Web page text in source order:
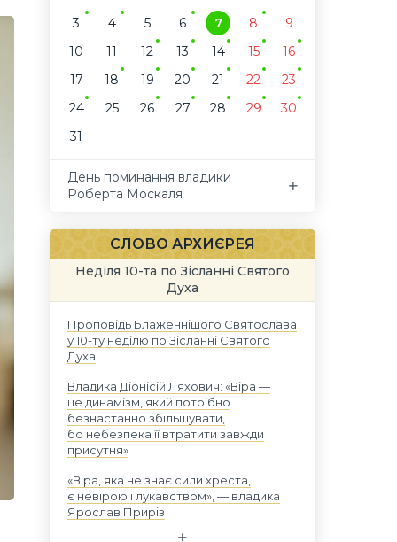
3
4 5 6 7 8
9
10
11 12 13 14 15
16
17
18 19 20 21 22
23
24
25 26 27 28 29
30
31
День поминання владики
Роберта Москаля
СЛОВО АРХИЄРЕЯ
Неділя 10-та по Зісланні Святого
Духа
Проповідь Блаженнішого Святослава
у 10-ту неділю по Зісланні Святого
Духа
Владика Діонісій Ляхович: «Віра —
це динамізм, який потрібно
безнастанно збільшувати,
бо небезпека її втратити завжди
присутня»
«Віра, яка не знає сили хреста,
є невірою і лукавством», — владика
Ярослав Приріз